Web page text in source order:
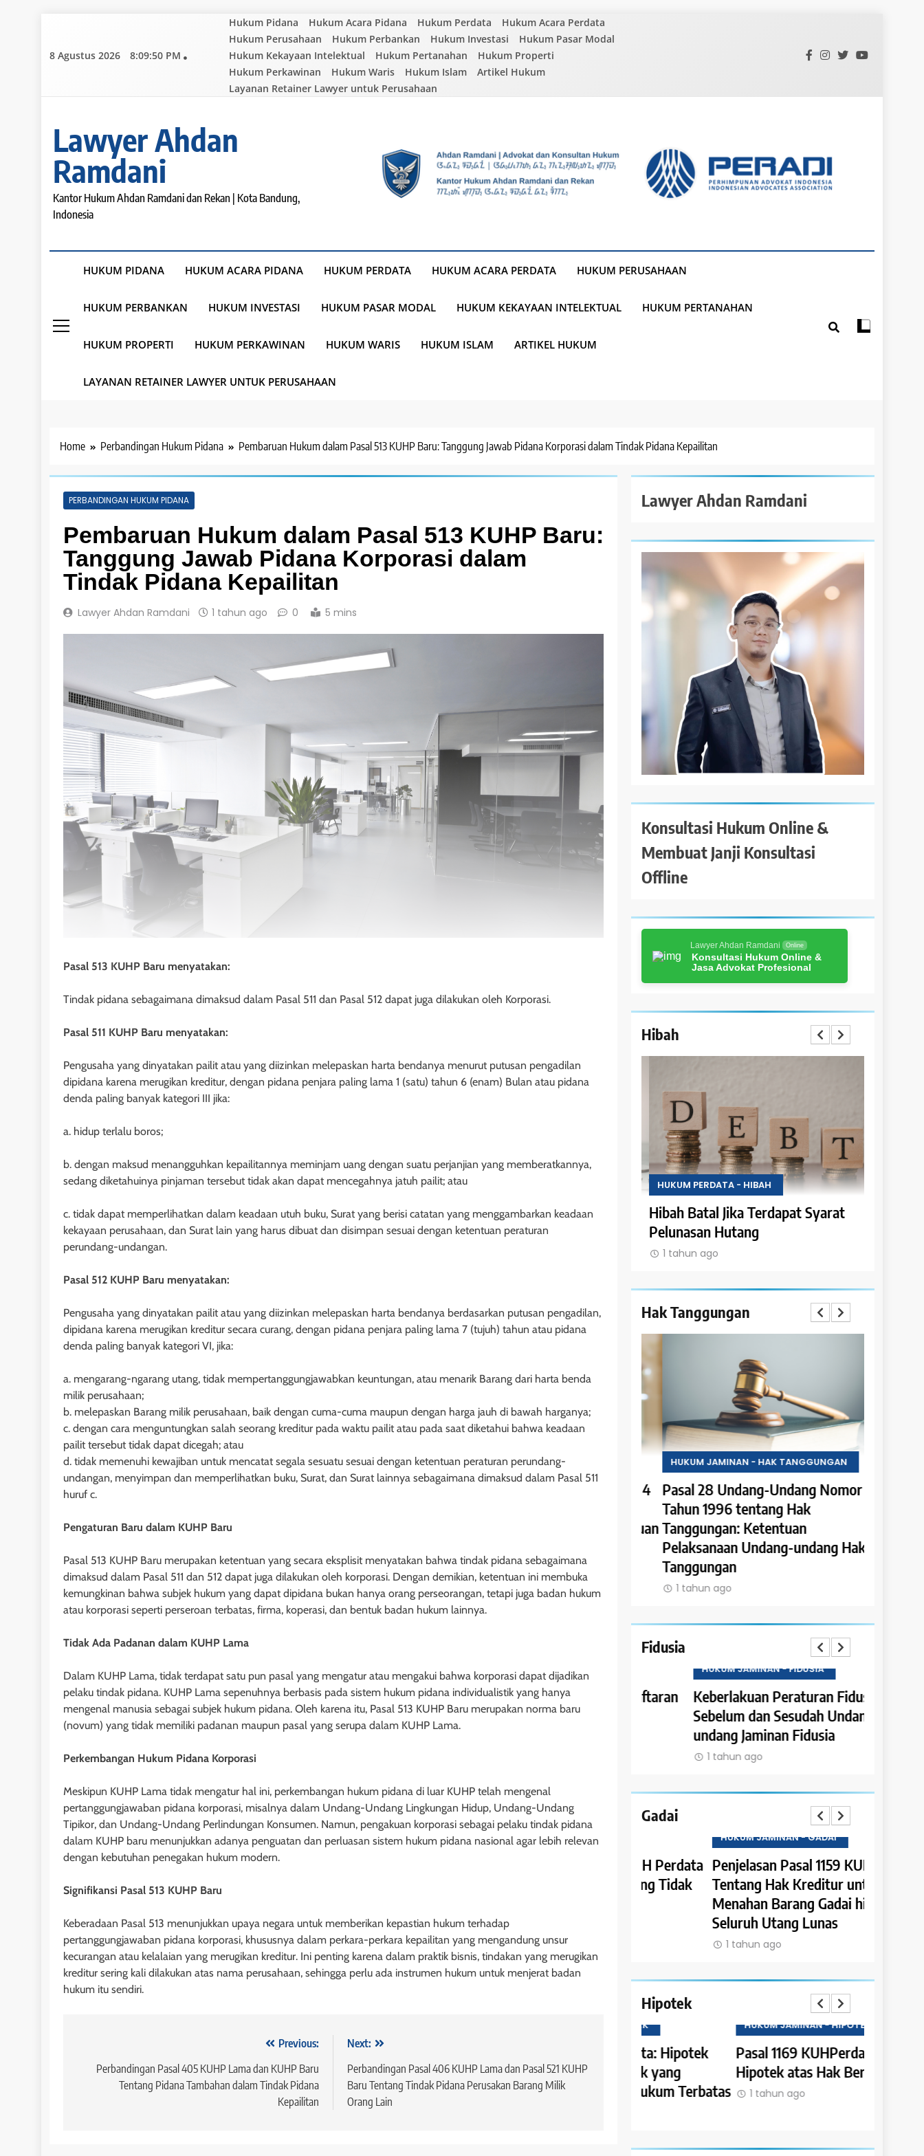
content
8 Agustus 2026 8:09:52 PM
Hukum Pidana Hukum Acara Pidana Hukum Perdata
Hukum Acara Perdata
Hukum Perusahaan
Hukum Perbankan Hukum Investasi
Hukum Pasar Modal
Hukum Kekayaan Intelektual
Hukum Pertanahan
Hukum Properti
Hukum Perkawinan
Hukum Waris Hukum Islam
Artikel Hukum
Layanan Retainer Lawyer untuk Perusahaan
Lawyer Ahdan
Ramdani
Kantor Hukum Ahdan Ramdani dan Rekan | Kota Bandung,
Indonesia
HUKUM PIDANA HUKUM ACARA PIDANA HUKUM PERDATA HUKUM ACARA PERDATA HUKUM PERUSAHAAN
HUKUM PERBANKAN HUKUM INVESTASI HUKUM PASAR MODAL HUKUM KEKAYAAN INTELEKTUAL HUKUM PERTANAHAN
HUKUM PROPERTI HUKUM PERKAWINAN HUKUM WARIS HUKUM ISLAM ARTIKEL HUKUM
LAYANAN RETAINER LAWYER UNTUK PERUSAHAAN
Home Perbandingan Hukum Pidana Pembaruan Hukum dalam Pasal 513 KUHP Baru: Tanggung Jawab Pidana Korporasi dalam Tindak Pidana Kepailitan
PERBANDINGAN HUKUM PIDANA
Pembaruan Hukum dalam Pasal 513 KUHP Baru:
Tanggung Jawab Pidana Korporasi dalam
Tindak Pidana Kepailitan
Lawyer Ahdan Ramdani 1 tahun ago 0 5 mins
Pasal 513 KUHP Baru menyatakan:
Tindak pidana sebagaimana dimaksud dalam Pasal 511 dan Pasal 512 dapat juga dilakukan oleh Korporasi.
Pasal 511 KUHP Baru menyatakan:
Pengusaha yang dinyatakan pailit atau yang diizinkan melepaskan harta bendanya menurut putusan pengadilan
dipidana karena merugikan kreditur, dengan pidana penjara paling lama 1 (satu) tahun 6 (enam) Bulan atau pidana
denda paling banyak kategori III jika:
a. hidup terlalu boros;
b. dengan maksud menangguhkan kepailitannya meminjam uang dengan suatu perjanjian yang memberatkannya,
sedang diketahuinya pinjaman tersebut tidak akan dapat mencegahnya jatuh pailit; atau
c. tidak dapat memperlihatkan dalam keadaan utuh buku, Surat yang berisi catatan yang menggambarkan keadaan
kekayaan perusahaan, dan Surat lain yang harus dibuat dan disimpan sesuai dengan ketentuan peraturan
perundang-undangan.
Pasal 512 KUHP Baru menyatakan:
Pengusaha yang dinyatakan pailit atau yang diizinkan melepaskan harta bendanya berdasarkan putusan pengadilan,
dipidana karena merugikan kreditur secara curang, dengan pidana penjara paling lama 7 (tujuh) tahun atau pidana
denda paling banyak kategori VI, jika:
a. mengarang-ngarang utang, tidak mempertanggungjawabkan keuntungan, atau menarik Barang dari harta benda
milik perusahaan;
b. melepaskan Barang milik perusahaan, baik dengan cuma-cuma maupun dengan harga jauh di bawah harganya;
c. dengan cara menguntungkan salah seorang kreditur pada waktu pailit atau pada saat diketahui bahwa keadaan
pailit tersebut tidak dapat dicegah; atau
d. tidak memenuhi kewajiban untuk mencatat segala sesuatu sesuai dengan ketentuan peraturan perundang-
undangan, menyimpan dan memperlihatkan buku, Surat, dan Surat lainnya sebagaimana dimaksud dalam Pasal 511
huruf c.
Pengaturan Baru dalam KUHP Baru
Pasal 513 KUHP Baru merupakan ketentuan yang secara eksplisit menyatakan bahwa tindak pidana sebagaimana
dimaksud dalam Pasal 511 dan 512 dapat juga dilakukan oleh korporasi. Dengan demikian, ketentuan ini membuka
kemungkinan bahwa subjek hukum yang dapat dipidana bukan hanya orang perseorangan, tetapi juga badan hukum
atau korporasi seperti perseroan terbatas, firma, koperasi, dan bentuk badan hukum lainnya.
Tidak Ada Padanan dalam KUHP Lama
Dalam KUHP Lama, tidak terdapat satu pun pasal yang mengatur atau mengakui bahwa korporasi dapat dijadikan
pelaku tindak pidana. KUHP Lama sepenuhnya berbasis pada sistem hukum pidana individualistik yang hanya
mengenal manusia sebagai subjek hukum pidana. Oleh karena itu, Pasal 513 KUHP Baru merupakan norma baru
(novum) yang tidak memiliki padanan maupun pasal yang serupa dalam KUHP Lama.
Perkembangan Hukum Pidana Korporasi
Meskipun KUHP Lama tidak mengatur hal ini, perkembangan hukum pidana di luar KUHP telah mengenal
pertanggungjawaban pidana korporasi, misalnya dalam Undang-Undang Lingkungan Hidup, Undang-Undang
Tipikor, dan Undang-Undang Perlindungan Konsumen. Namun, pengakuan korporasi sebagai pelaku tindak pidana
dalam KUHP baru menunjukkan adanya penguatan dan perluasan sistem hukum pidana nasional agar lebih relevan
dengan kebutuhan penegakan hukum modern.
Signifikansi Pasal 513 KUHP Baru
Keberadaan Pasal 513 menunjukkan upaya negara untuk memberikan kepastian hukum terhadap
pertanggungjawaban pidana korporasi, khususnya dalam perkara-perkara kepailitan yang mengandung unsur
kecurangan atau kelalaian yang merugikan kreditur. Ini penting karena dalam praktik bisnis, tindakan yang merugikan
kreditur sering kali dilakukan atas nama perusahaan, sehingga perlu ada instrumen hukum untuk menjerat badan
hukum itu sendiri.
pos
Previous:
Perbandingan Pasal 405 KUHP Lama dan KUHP Baru
Tentang Pidana Tambahan dalam Tindak Pidana
Kepailitan
Next:
Perbandingan Pasal 406 KUHP Lama dan Pasal 521 KUHP
Baru Tentang Tindak Pidana Perusakan Barang Milik
Orang Lain
Lawyer Ahdan Ramdani
Konsultasi Hukum Online &
Membuat Janji Konsultasi
Offline
Lawyer Ahdan Ramdani Online
Konsultasi Hukum Online &
Jasa Advokat Profesional
Hibah
HUKUM PERDATA - HIBAH
Pengembalian Objek Hibah Kepada
Penghibah
HUKUM PERDATA - HIBAH
Hak Penghibah untuk Menguasai
Uang dalam Objek Hibah
HUKUM PERDATA - HIBAH
Hibah Batal Jika Terdapat Syarat
Pelunasan Hutang
1 tahun ago
Hak Tanggungan
HUKUM JAMINAN - HAK TANGGUNGAN
Pasal 30 dan 31 Undang-Undang
Tanggungan: Ketentuan Penutup
Undang Hak Tanggungan
1 tahun ago
HUKUM JAMINAN - HAK TANGGUNGAN
Pasal 29 Undang-Undang Nomor 4
1 tahun ago
HUKUM JAMINAN - HAK TANGGUNGAN
Pasal 28 Undang-Undang Nomor 4
Tahun 1996 tentang Hak
Tanggungan: Ketentuan
Pelaksanaan Undang-undang Hak
Tanggungan
1 tahun ago
Fidusia
HUKUM JAMINAN - FIDUSIA
Penutup dalam Undang-Undang
Jaminan Fidusia
HUKUM JAMINAN - FIDUSIA
Pembentukan Kantor Pendaftaran
Fidusia
HUKUM JAMINAN - FIDUSIA
Keberlakuan Peraturan Fidusia
Sebelum dan Sesudah Undang-
undang Jaminan Fidusia
1 tahun ago
Gadai
HUKUM JAMINAN - GADAI
Penghapusan Ketentuan Pasal 1161
KUH Perdata
HUKUM JAMINAN - GADAI
1 tahun ago
HUKUM JAMINAN - GADAI
Penjelasan Pasal 1159 KUH Perdata
Tentang Hak Kreditur untuk
Menahan Barang Gadai hingga
Seluruh Utang Lunas
Hipotek
Pasal 1171 KUHPerdata: Formalitas,
Mekanisme Paksa, dan Perlindungan
Hukum dalam Pemberian Hipotek
atas Harta Milik Pihak yang
Memiliki Kapasitas Hukum Terbatas
HUKUM JAMINAN - HIPOTEK
Pasal 1169 KUHPerdata: Batasan
Hipotek atas Hak Bersyarat
1 tahun ago